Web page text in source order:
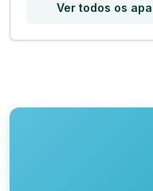
Ver todos os